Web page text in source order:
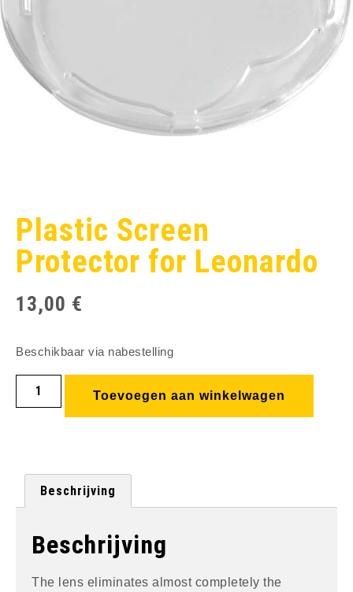
Plastic Screen
Protector for Leonardo
13,00 €
Beschikbaar via nabestelling
Toevoegen aan winkelwagen
Beschrijving
Beschrijving
The lens eliminates almost completely the